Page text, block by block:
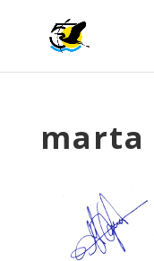
marta